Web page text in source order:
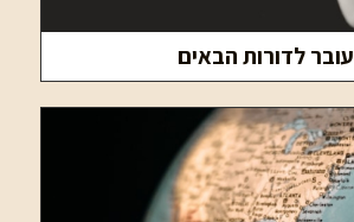
עובר לדורות הבאים